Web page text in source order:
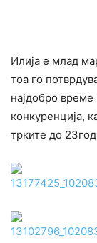
Илија е млад
тоа го
најдобро
конкуренција,
трките до